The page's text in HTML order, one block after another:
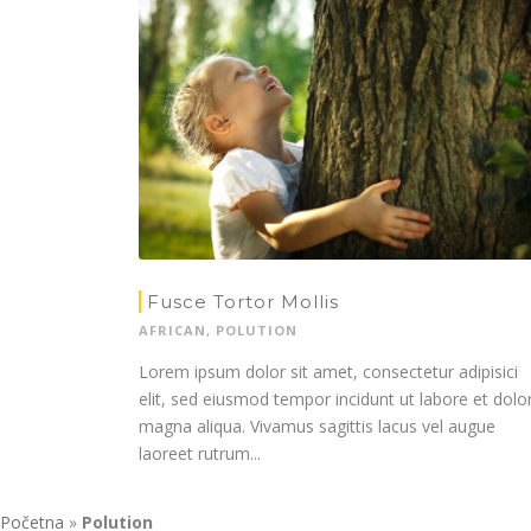
Fusce Tortor Mollis
AFRICAN , POLUTION
Lorem ipsum dolor sit amet, consectetur adipisici
elit, sed eiusmod tempor incidunt ut labore et
magna aliqua. Vivamus sagittis lacus vel augue
laoreet rutrum...
Početna » Polution